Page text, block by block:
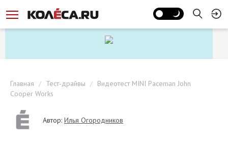
Главная Тест-драйвы
Видеотест MINI Paceman John
Cooper Works
Автор: Илья Огородников